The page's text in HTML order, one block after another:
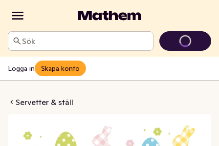
Sök
Logga in Skapa konto
Servetter & ställ
Eggs 3-lags 33x33cm